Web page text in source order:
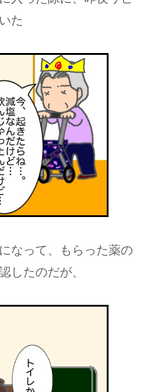
た
なって、もらった薬の
したのだが、